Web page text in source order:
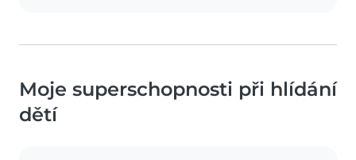
Moje superschopnosti při hlídání
dětí